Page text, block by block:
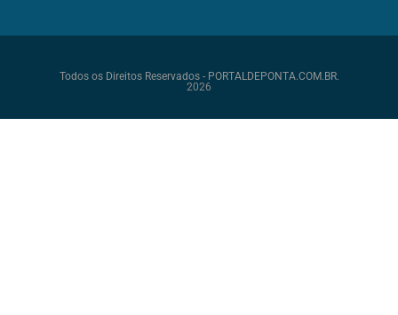
Todos os Direitos Reservados - PORTALDEPONTA.COM.BR.
2026